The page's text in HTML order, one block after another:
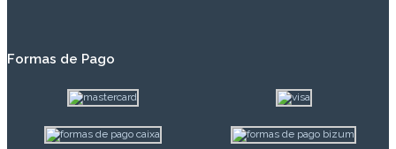
Formas de Pago